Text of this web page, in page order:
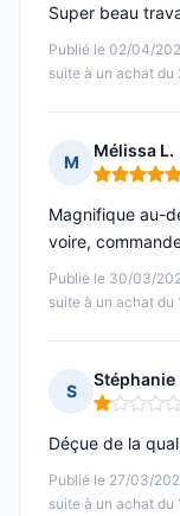
Publié le 02/04/
suite à un achat
Super beau
M
Mélissa L.
Note : 5
Publié le 30/03/
suite à un achat
Magnifique au-
voire,
S
Stéphanie
Note : 1
Publié le 27/03/
suite à un achat
Déçue de la